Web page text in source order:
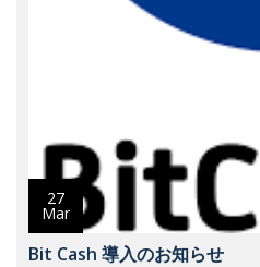
27
Mar
Bit Cash 導入のお知らせ